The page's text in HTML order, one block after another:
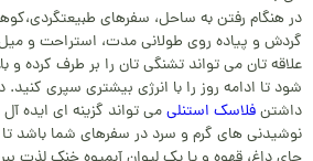
در هنگام رفتن به ساحل، سفرهای
گردش و پیاده روی طولانی مدت، استراحت و
علاقه تان می تواند تشنگی تان را بر طرف کرده
شود تا ادامه روز را با انرژی بیشتری سپری
داشتنفلاسک استنلیمی تواند گزینه ای ایده
نوشیدنی های گرم و سرد در سفرهای شما باشد